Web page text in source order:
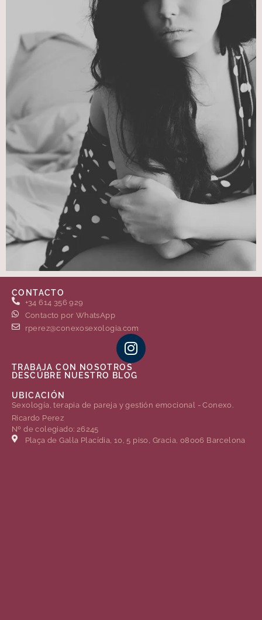
CONTACTO
+34 614 356 929
Contacto por WhatsApp
rperez@conexosexologia.com
TRABAJA CON NOSOTROS
DESCÚBRE NUESTRO BLOG
UBICACIÓN
Sexología, terapia de pareja y gestión emocional - Conexo.
Ricardo Perez
Nº de colegiado: 26245
Plaça de Gal·la Placídia, 10, 5 piso, Gracia, 08006 Barcelona